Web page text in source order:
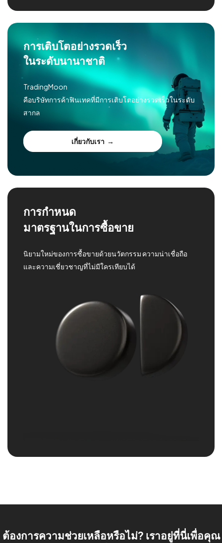
การเติบโตอย่างรวดเร็ว
ในระดับนานาชาติ
TradingMoon
คือบริษัทการค้าฟินเทคที่มีการเติบโตอย่างรวดเร็วในระดับ
สากล
เกี่ยวกับเรา
การกำหนด
มาตรฐานในการซื้อขาย
นิยามใหม่ของการซื้อขายด้วยนวัตกรรม ความน่าเชื่อถือ
และความเชี่ยวชาญที่ไม่มีใครเทียบได้
ต้องการความช่วยเหลือหรือไม่? เราอยู่ที่นี่เพื่อคุณ